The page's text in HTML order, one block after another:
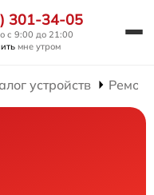
301-34-05
с 9:00 до 21:00
мне утром
устройств